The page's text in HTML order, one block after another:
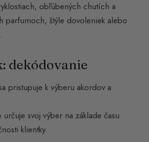
obľúbených chutích a
parfumoch, štýle dovoleniek alebo
dekódovanie
pristupuje k výberu akordov a
svoj výber na základe času
klientky.